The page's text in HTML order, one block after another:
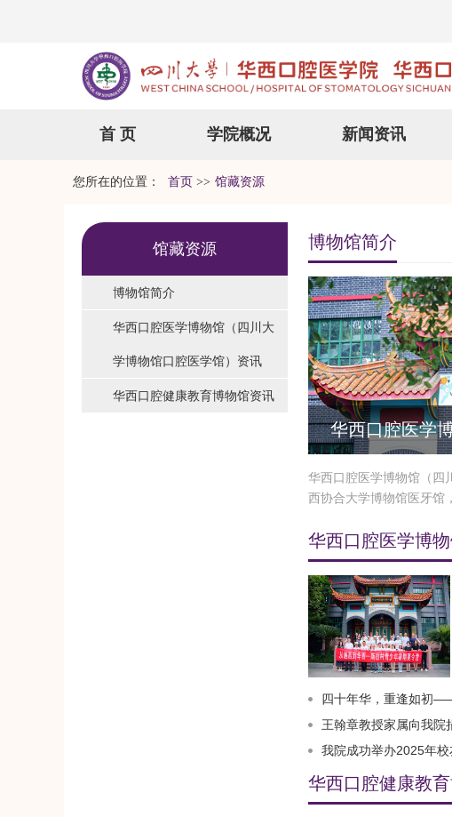
首 页 学院概况 新闻资讯
您所在的位置： 首页 >> 馆藏资源
馆藏资源
博物馆简介
华西口腔医学博物馆（四川大
学博物馆口腔医学馆）资讯
华西口腔健康教育博物馆资讯
博物馆简介
华西口腔医学
华西口腔医学博物馆（四
西协合大学博物馆医牙
华西口腔医学博
四十年华，重逢如初——我院
王翰章教授家属向我院
我院成功举办2025年校
华西口腔健康教